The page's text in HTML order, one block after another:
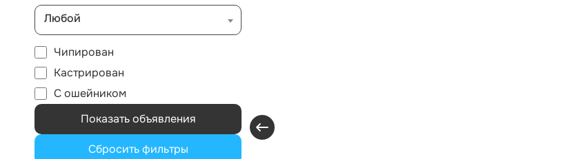
Любой
Чипирован
Кастрирован
С ошейником
Показать объявления
Сбросить фильтры